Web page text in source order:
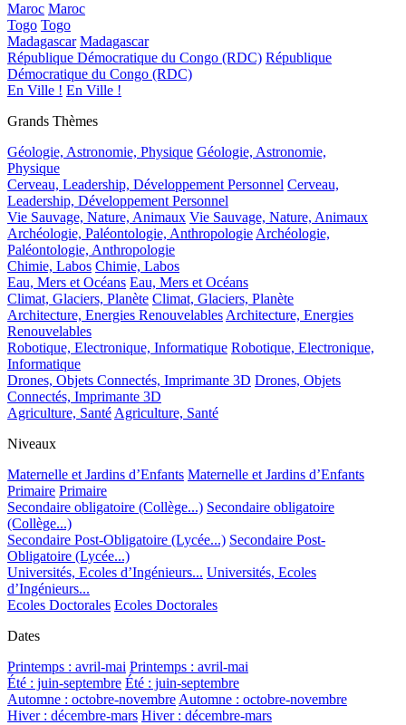
Maroc Maroc
Togo Togo
Madagascar Madagascar
République Démocratique du Congo (RDC) République
Démocratique du Congo (RDC)
En Ville ! En Ville !
Grands Thèmes
Géologie, Astronomie, Physique Géologie, Astronomie,
Physique
Cerveau, Leadership, Développement Personnel Cerveau,
Leadership, Développement Personnel
Vie Sauvage, Nature, Animaux Vie Sauvage, Nature, Animaux
Archéologie, Paléontologie, AnthropologieArchéologie,
Paléontologie, Anthropologie
Chimie, Labos Chimie, Labos
Eau, Mers et Océans Eau, Mers et Océans
Climat, Glaciers, Planète Climat, Glaciers, Planète
Architecture, Energies RenouvelablesArchitecture, Energies
Renouvelables
Robotique, Electronique, Informatique Robotique, Electronique,
Informatique
Drones, Objets Connectés, Imprimante 3D Drones, Objets
Connectés, Imprimante 3D
Agriculture, SantéAgriculture, Santé
Niveaux
Maternelle et Jardins d’Enfants Maternelle et Jardins d’Enfants
Primaire Primaire
Secondaire obligatoire (Collège...) Secondaire obligatoire
(Collège...)
Secondaire Post-Obligatoire (Lycée...) Secondaire Post-
Obligatoire (Lycée...)
Universités, Ecoles d’Ingénieurs... Universités, Ecoles
d’Ingénieurs...
Ecoles Doctorales Ecoles Doctorales
Dates
Printemps : avril-mai Printemps : avril-mai
Été : juin-septembre Été : juin-septembre
Automne : octobre-novembreAutomne : octobre-novembre
Hiver : décembre-mars Hiver : décembre-mars